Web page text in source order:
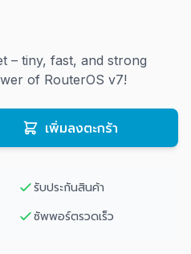
– tiny, fast, and strong
of RouterOS v7!
เพิ่มลงตะกร้า
รับประกันสินค้า
ซัพพอร์ตรวดเร็ว